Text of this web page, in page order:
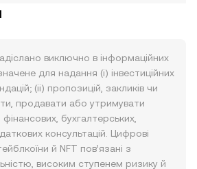
виключно в інформаційних
для надання (i) інвестиційних
(ii) пропозицій, закликів чи
продавати або утримувати
бухгалтерських,
консультацій. Цифрові
й NFT пов’язані з
високим ступенем ризику й